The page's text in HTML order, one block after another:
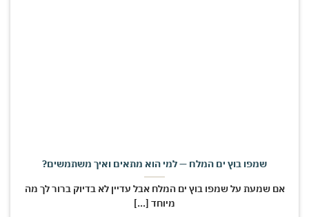
שמפו בוץ ים המלח — למי הוא מתאים ואיך משתמשים?
אם שמעת על שמפו בוץ ים המלח אבל עדיין לא בדיוק ברור לך מה
מיוחד [...]